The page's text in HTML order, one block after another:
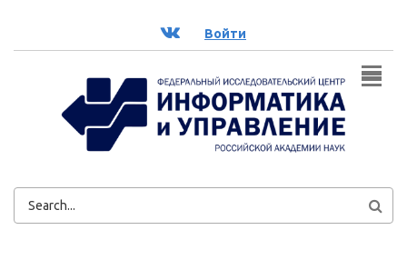
ВК Войти
ФОРМА